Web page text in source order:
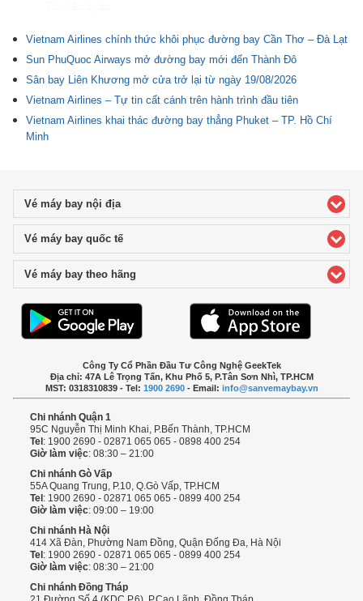
Vietnam Airlines chính thức khôi phục đường bay Cần Thơ – Đà Lạt
Sun PhuQuoc Airways mở đường bay mới đến Thành Đô
Sân bay Liên Khương mở cửa trở lại từ ngày 19/08/2026
Vietnam Airlines – Tự tin cất cánh trên hành trình đầu tiên
Vietnam Airlines khai thác đường bay thẳng Phuket – TP. Hồ Chí
Minh
Vé máy bay nội địaclick to expand contents
Vé máy bay quốc tếclick to expand contents
Vé máy bay theo hãng
Công Ty Cổ Phần Đầu Tư Công Nghệ GeekTek
Địa chỉ: 47A Lê Trọng Tấn, Khu Phố 5, P.Tân Sơn Nhì, TP.HCM
MST: 0318310839 - Tel: 1900 2690- Email: info@sanvemaybay.vn
Chi nhánh Quận 1
95C Nguyễn Thị Minh Khai, P.Bến Thành, TP.HCM
Tel: 1900 2690 - 02871 065 065 - 0898 400 254
Giờ làm việc: 08:30 – 21:00
Chi nhánh Gò Vấp
55A Quang Trung, P.10, Q.Gò Vấp, TP.HCM
Tel: 1900 2690 - 02871 065 065 - 0899 400 254
Giờ làm việc: 09:00 – 19:00
Chi nhánh Hà Nội
414 Xã Đàn, Phường Nam Đồng, Quận Đống Đa, Hà Nội
Tel: 1900 2690 - 02871 065 065 - 0899 400 254
Giờ làm việc: 08:30 – 21:00
Chi nhánh Đồng Tháp